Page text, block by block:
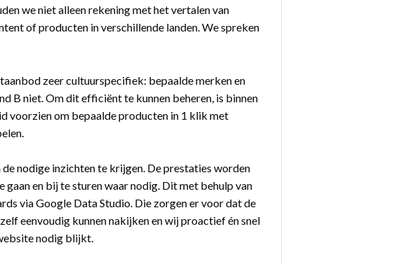
we niet alleen rekening met het vertalen van
of producten in verschillende landen. We spreken
zeer cultuurspecifiek: bepaalde merken en
B niet. Om dit efficiënt te kunnen beheren, is binnen
voorzien om bepaalde producten in 1 klik met
nodige inzichten te krijgen. De prestaties worden
en bij te sturen waar nodig. Dit met behulp van
via Google Data Studio. Die zorgen er voor dat de
eenvoudig kunnen nakijken en wij proactief én snel
nodig blijkt.